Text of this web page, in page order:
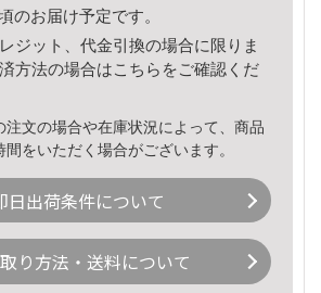
のお届け予定です。
ジット、代金引換の場合に限りま
方法の場合はこちら をご確認くだ
文の場合や在庫状況によって、商品
をいただく場合がございます。
日出荷条件について
り方法・送料について